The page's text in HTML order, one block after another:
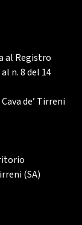
al Registro
n. 8 del 14
de’ Tirreni
(SA)